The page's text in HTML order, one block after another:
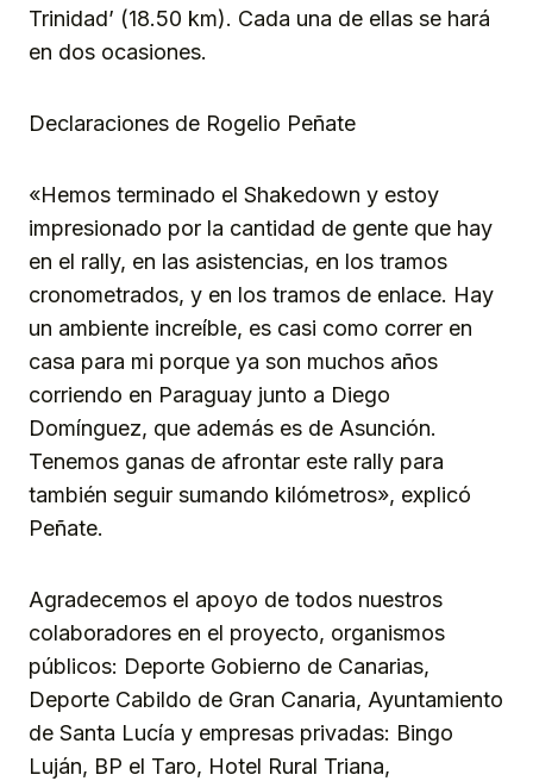
Trinidad’ (18.50 km). Cada una de ellas se hará
en dos ocasiones.
Declaraciones de Rogelio Peñate
«Hemos terminado el Shakedown y estoy
impresionado por la cantidad de gente que hay
en el rally, en las asistencias, en los tramos
cronometrados, y en los tramos de enlace. Hay
un ambiente increíble, es casi como correr en
casa para mi porque ya son muchos años
corriendo en Paraguay junto a Diego
Domínguez, que además es de Asunción.
Tenemos ganas de afrontar este rally para
también seguir sumando kilómetros», explicó
Peñate.
Agradecemos el apoyo de todos nuestros
colaboradores en el proyecto, organismos
públicos: Deporte Gobierno de Canarias,
Deporte Cabildo de Gran Canaria, Ayuntamiento
de Santa Lucía y empresas privadas: Bingo
Luján, BP el Taro, Hotel Rural Triana,